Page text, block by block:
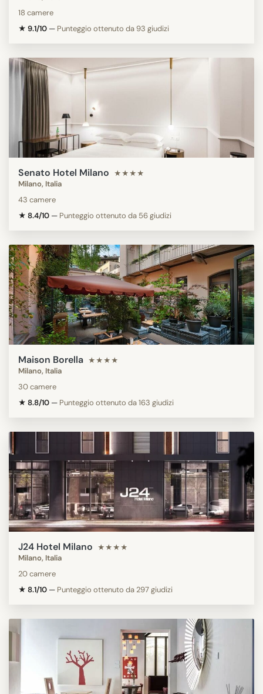
18 camere
★ 9.1/10 — Punteggio ottenuto da 93 giudizi
Senato Hotel Milano ★★★★
Milano, Italia
43 camere
★ 8.4/10 — Punteggio ottenuto da 56 giudizi
Maison Borella ★★★★
Milano, Italia
30 camere
★ 8.8/10 — Punteggio ottenuto da 163 giudizi
J24 Hotel Milano ★★★★
Milano, Italia
20 camere
★ 8.1/10 — Punteggio ottenuto da 297 giudizi